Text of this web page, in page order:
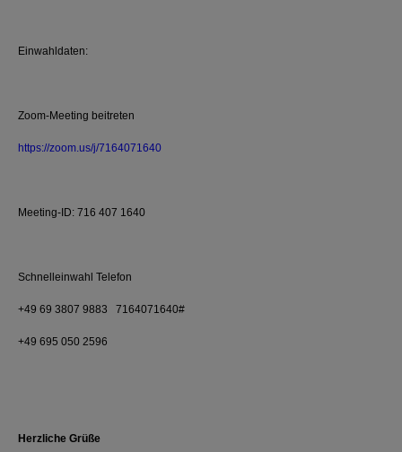
Einwahldaten:
Zoom-Meeting beitreten
https://zoom.us/j/7164071640
Meeting-ID: 716 407 1640
Schnelleinwahl Telefon
+49 69 3807 9883 7164071640#
+49 695 050 2596
Herzliche Grüße